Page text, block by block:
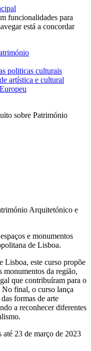
funcionalidades para
está a concordar
politicas culturais
artística e cultural
sobre Património
Arquitetónico e
e monumentos
de Lisboa.
Lisboa, este curso propõe
monumentos da região,
que contribuíram para o
final, o curso lança
formas de arte
a reconhecer diferentes
até 23 de março de 2023